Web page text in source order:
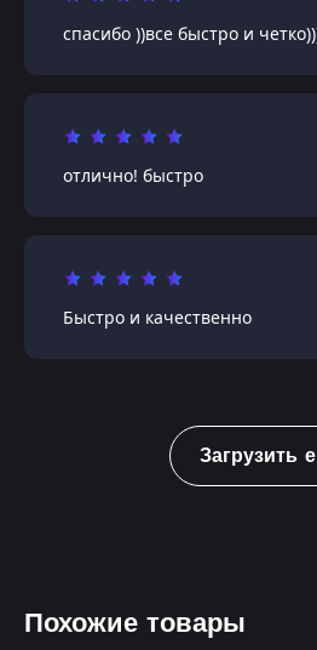
спасибо ))все быстро и
отлично! быстро
Быстро и качественно
Загрузить
Похожие товары